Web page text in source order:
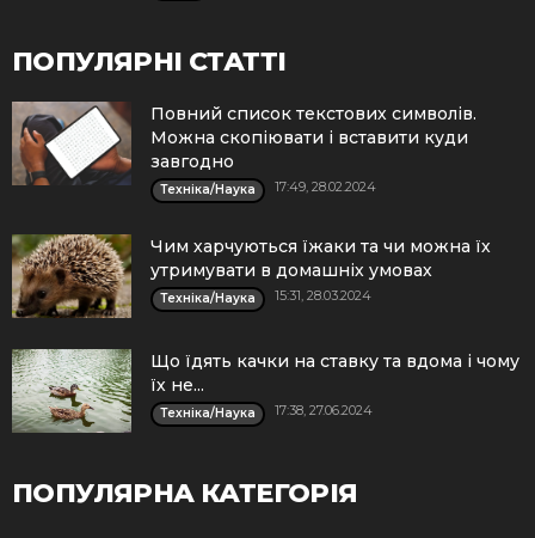
ПОПУЛЯРНІ СТАТТІ
Повний список текстових символів.
Можна скопіювати і вставити куди
завгодно
Техніка/Наука 17:49, 28.02.2024
Чим харчуються їжаки та чи можна їх
утримувати в домашніх умовах
Техніка/Наука 15:31, 28.03.2024
Що їдять качки на ставку та вдома і чому
їх не...
Техніка/Наука 17:38, 27.06.2024
ПОПУЛЯРНА КАТЕГОРІЯ